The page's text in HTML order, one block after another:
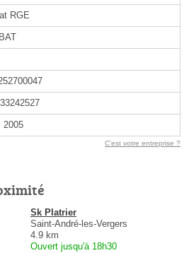
RGE
2005
C'est votre entreprise ?
Sk Platrier
Saint-André-les-Vergers
4.9 km
Ouvert jusqu'à 18h30